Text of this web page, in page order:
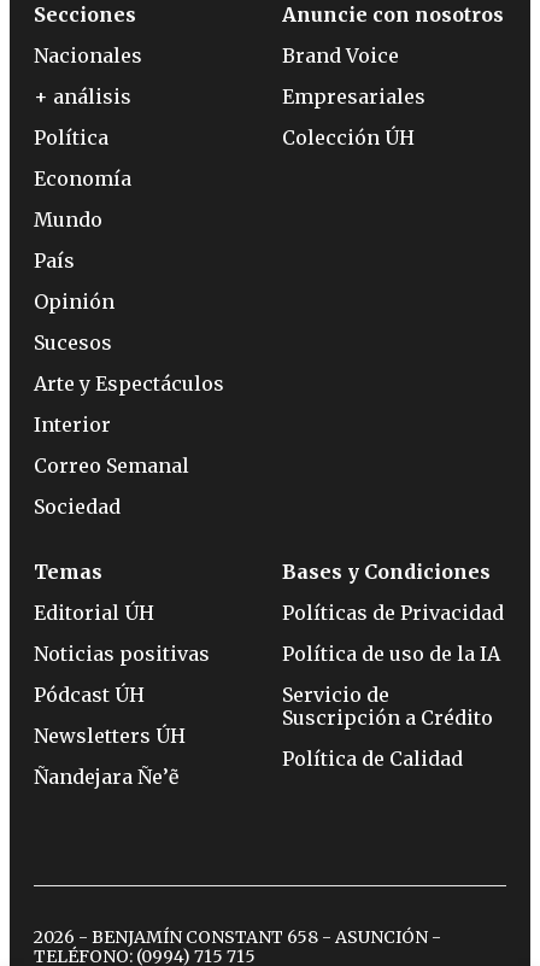
Secciones
Nacionales
+ análisis
Política
Economía
Mundo
País
Opinión
Sucesos
Arte y Espectáculos
Interior
Correo Semanal
Sociedad
Anuncie con nosotros
Brand Voice
Empresariales
Colección ÚH
Temas
Editorial ÚH
Noticias positivas
Pódcast ÚH
Newsletters ÚH
Ñandejara Ñe’ẽ
Bases y Condiciones
Políticas de Privacidad
Política de uso de la IA
Servicio de
Suscripción a Crédito
Política de Calidad
2026 - BENJAMÍN CONSTANT 658 - ASUNCIÓN -
TELÉFONO: (0994) 715 715